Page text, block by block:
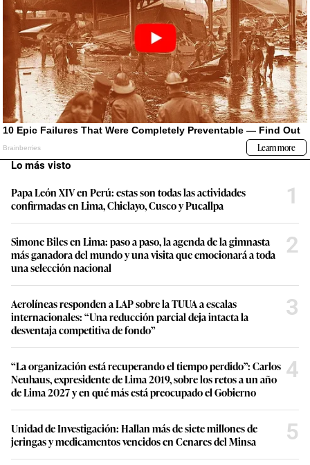
Lo más visto
Papa León XIV en Perú: estas son todas las actividades
confirmadas en Lima, Chiclayo, Cusco y Pucallpa
1
Simone Biles en Lima: paso a paso, la agenda de la gimnasta
más ganadora del mundo y una visita que emocionará a toda
una selección nacional
2
Aerolíneas responden a LAP sobre la TUUA a escalas
internacionales: “Una reducción parcial deja intacta la
desventaja competitiva de fondo”
3
“La organización está recuperando el tiempo perdido”: Carlos
Neuhaus, expresidente de Lima 2019, sobre los retos a un año
de Lima 2027 y en qué más está preocupado el Gobierno
4
Unidad de Investigación: Hallan más de siete millones de
jeringas y medicamentos vencidos en Cenares del Minsa
5